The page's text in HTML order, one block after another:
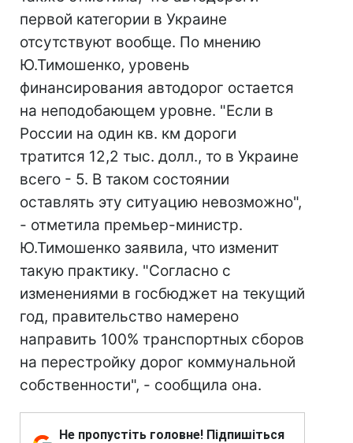
первой категории в Украине
отсутствуют вообще. По мнению
Ю.Тимошенко, уровень
финансирования автодорог остается
на неподобающем уровне. "Если в
России на один кв. км дороги
тратится 12,2 тыс. долл., то в Украине
всего - 5. В таком состоянии
оставлять эту ситуацию невозможно",
- отметила премьер-министр.
Ю.Тимошенко заявила, что изменит
такую практику. "Согласно с
изменениями в госбюджет на текущий
год, правительство намерено
направить 100% транспортных сборов
на перестройку дорог коммунальной
собственности", - сообщила она.
Не пропустіть головне! Підпишіться